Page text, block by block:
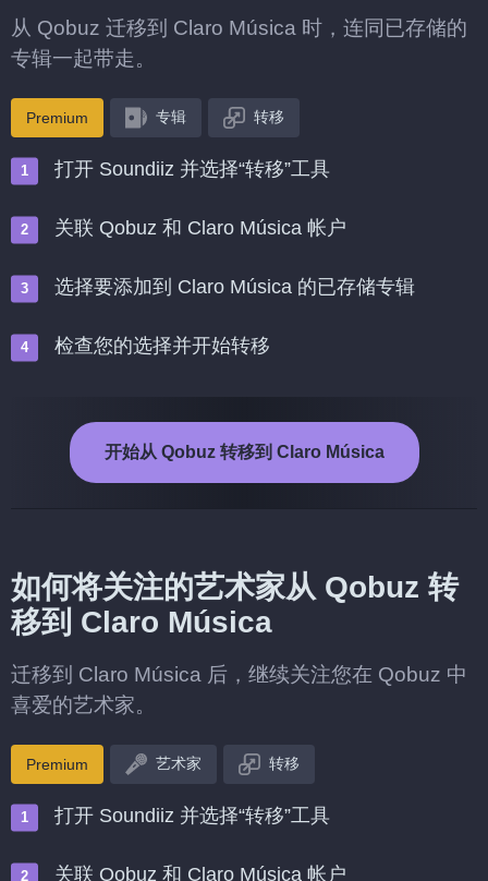
从 Qobuz 迁移到 Claro Música 时，连同已存储的
专辑一起带走。
Premium 专辑 转移
打开 Soundiiz 并选择“转移”工具
关联 Qobuz 和 Claro Música 帐户
选择要添加到 Claro Música 的已存储专辑
检查您的选择并开始转移
开始从 Qobuz 转移到 Claro Música
如何将关注的艺术家从 Qobuz 转
移到 Claro Música
迁移到 Claro Música 后，继续关注您在 Qobuz 中
喜爱的艺术家。
Premium 艺术家 转移
打开 Soundiiz 并选择“转移”工具
关联 Qobuz 和 Claro Música 帐户